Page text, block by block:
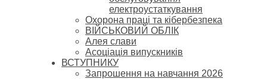
електроустаткування
Охорона праці та кібербезпека
ВІЙСЬКОВИЙ ОБЛІК
Алея слави
Асоціація випускників
ВСТУПНИКУ
Запрошення на навчання 2026